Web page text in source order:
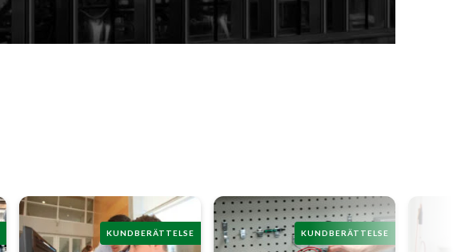
KUNDBERÄTTELSE KUNDBERÄTTELSE